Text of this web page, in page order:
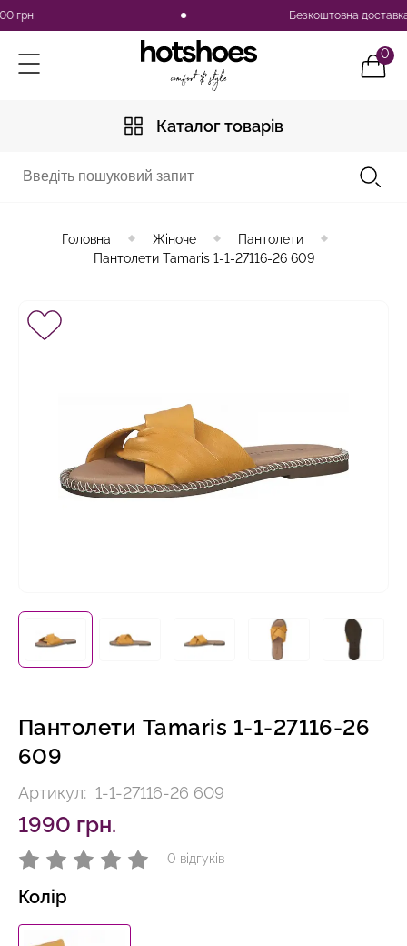
Безкоштовна доставка
0
Каталог товарів
Головна Жіноче
Пантолети
Пантолети Tamaris 1-1-27116-26 609
Пантолети Tamaris 1-1-27116-26
609
Артикул: 1-1-27116-26 609
1990 грн.
0 відгуків
Колір